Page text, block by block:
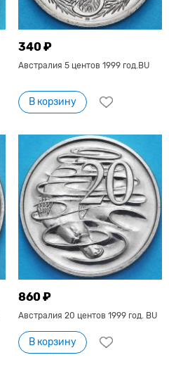
340 ₽
Австралия 5 центов 1999 год.BU
В корзину
860 ₽
Австралия 20 центов 1999 год. BU
В корзину